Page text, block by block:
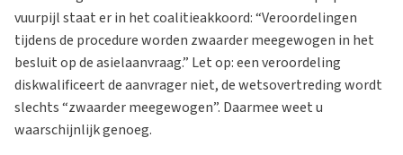
vuurpijl staat er in het coalitieakkoord: “Veroordelingen
tijdens de procedure worden zwaarder meegewogen in het
besluit op de asielaanvraag.” Let op: een veroordeling
diskwalificeert de aanvrager niet, de wetsovertreding wordt
slechts “zwaarder meegewogen”. Daarmee weet u
waarschijnlijk genoeg.